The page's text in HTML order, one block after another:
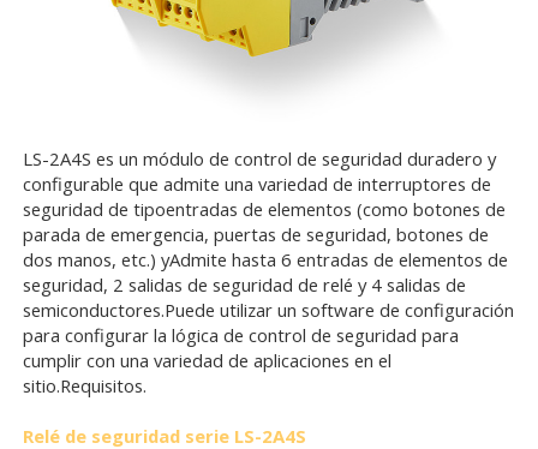
LS-2A4S es un módulo de control de seguridad duradero y
configurable que admite una variedad de interruptores de
seguridad de tipoentradas de elementos (como botones de
parada de emergencia, puertas de seguridad, botones de
dos manos, etc.) yAdmite hasta 6 entradas de elementos de
seguridad, 2 salidas de seguridad de relé y 4 salidas de
semiconductores.Puede utilizar un software de configuración
para configurar la lógica de control de seguridad para
cumplir con una variedad de aplicaciones en el
sitio.Requisitos.
Relé de seguridad serie LS-2A4S